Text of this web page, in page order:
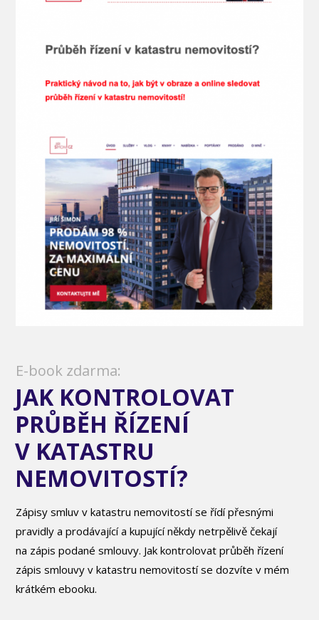
E-book zdarma:
JAK KONTROLOVAT
PRŮBĚH ŘÍZENÍ
V KATASTRU
NEMOVITOSTÍ?
Zápisy smluv v katastru nemovitostí se řídí přesnými
pravidly a prodávající a kupující někdy netrpělivě čekají
na zápis podané smlouvy. Jak kontrolovat průběh řízení
zápis smlouvy v katastru nemovitostí se dozvíte v mém
krátkém ebooku.